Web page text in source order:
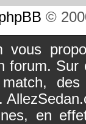
©
vous
forum.
des
en